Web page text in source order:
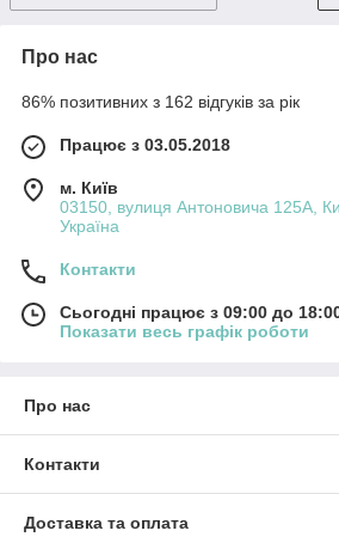
Про нас
86% позитивних з 162 відгуків за рік
Працює з 03.05.2018
м. Київ
03150, вулиця Антоновича 125А,
Україна
Контакти
Сьогодні працює з 09:00 до
Показати весь графік роботи
Про нас
Контакти
Доставка та оплата